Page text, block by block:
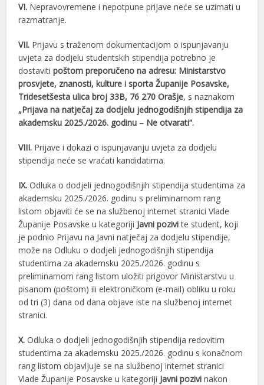
VI. Nepravovremene i nepotpune prijave neće se uzimati u
razmatranje.
VII. Prijavu s traženom dokumentacijom o ispunjavanju
uvjeta za dodjelu studentskih stipendija potrebno je
dostavitipoštom preporučeno na adresu: Ministarstvo
prosvjete, znanosti, kulture i sporta Županije Posavske,
Tridesetšesta ulica broj 33B, 76 270 Orašje, s naznakom
„Prijava na natječaj za dodjelu jednogodišnjih stipendija za
akademsku 2025./2026. godinu – Ne otvarati“.
VIII. Prijave i dokazi o ispunjavanju uvjeta za dodjelu
stipendija neće se vraćati kandidatima.
IX. Odluka o dodjeli jednogodišnjih stipendija studentima za
akademsku 2025./2026. godinu s preliminarnom rang
listom objaviti će se na službenoj internet stranici Vlade
Županije Posavske u kategoriji Javni pozivite student, koji
je podnio Prijavu na Javni natječaj za dodjelu stipendije,
može na Odluku o dodjeli jednogodišnjih stipendija
studentima za akademsku 2025./2026. godinu s
preliminarnom rang listom uložiti prigovor Ministarstvu u
pisanom (poštom) ili elektroničkom (e-mail) obliku u roku
od tri (3) dana od dana objave iste na službenoj internet
stranici.
X. Odluka o dodjeli jednogodišnjih stipendija redovitim
studentima za akademsku 2025./2026. godinu s konačnom
rang listom objavljuje se na službenoj internet stranici
Vlade Županije Posavske u kategoriji Javni pozivinakon